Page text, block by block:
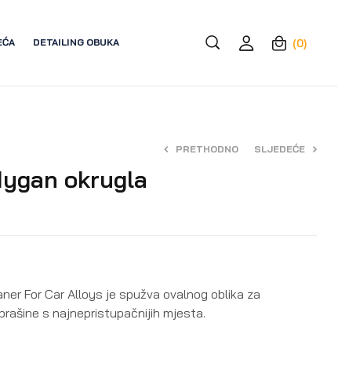
DETAILING OBUKA (0)
PRETHODNO SLJEDEĆE
okrugla
For Car Alloys je spužva ovalnog oblika za
s najnepristupačnijih mjesta.